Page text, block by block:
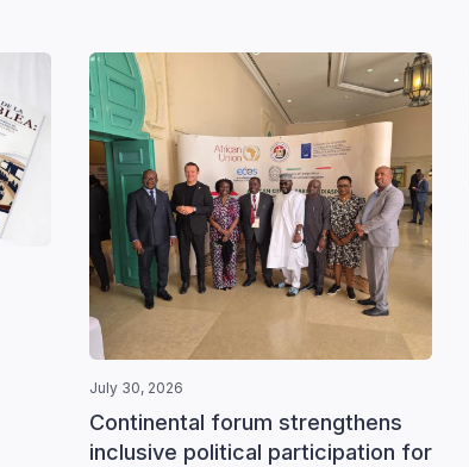
July 30, 2026
Continental forum strengthens
inclusive political participation for